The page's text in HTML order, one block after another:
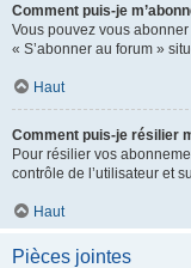
Comment puis-je
Vous pouvez vous
« S’abonner au forum »
Haut
Comment puis-je résilier
Pour résilier vos
contrôle de l’utilisateur et
Haut
Pièces jointes